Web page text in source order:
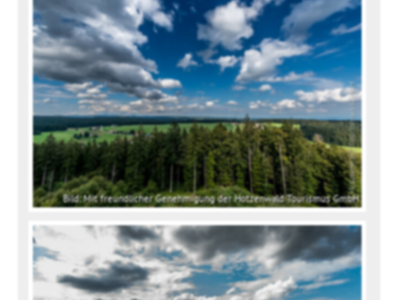
Bild: Mit freundlicher Genehmigung der Hotzenwald Tourismus GmbH